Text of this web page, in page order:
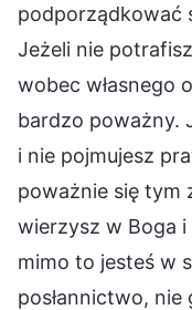
podporządkować
Jeżeli nie
wobec własnego
bardzo poważny.
i nie pojmujesz
poważnie się tym
wierzysz w Boga
mimo to jesteś w
posłannictwo, nie